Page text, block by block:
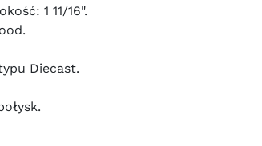
1 11/16".
Diecast.